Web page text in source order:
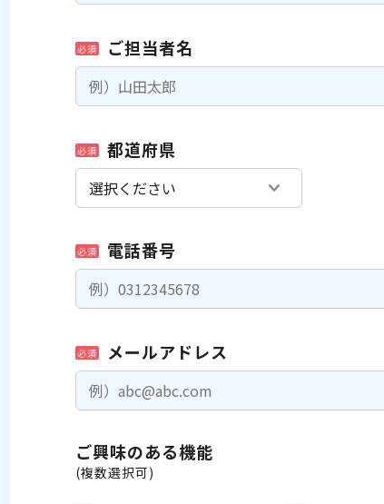
必須 ご担当者名
必須 都道府県
必須 電話番号
必須 メールアドレス
ご興味のある機能
(複数選択可)